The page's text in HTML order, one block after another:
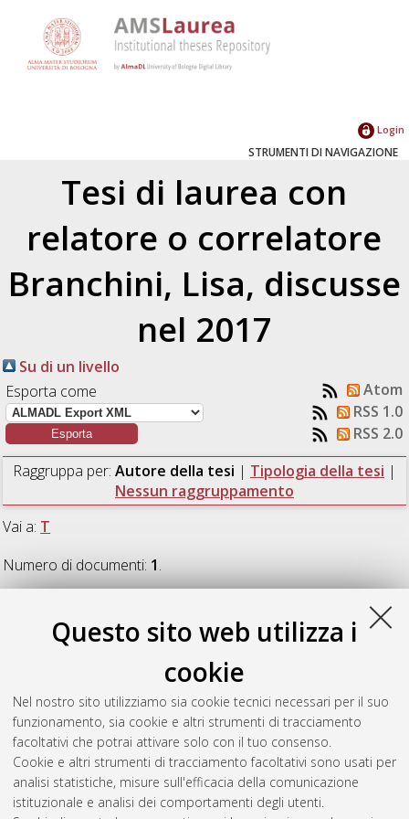
Questo sito web utilizza i
cookie
Nel nostro sito utilizziamo sia cookie tecnici necessari per il suo
funzionamento, sia cookie e altri strumenti di tracciamento
facoltativi che potrai attivare solo con il tuo consenso.
Cookie e altri strumenti di tracciamento facoltativi sono usati per
analisi statistiche, misure sull'efficacia della comunicazione
istituzionale e analisi dei comportamenti degli utenti.
Login
STRUMENTI DI NAVIGAZIONE
Tesi di laurea con
relatore o correlatore
Branchini, Lisa, discusse
nel 2017
Su di un livello
Esporta come
Atom
RSS 1.0
RSS 2.0
Raggruppa per: Autore della tesi | Tipologia della tesi |
Nessun raggruppamento
Vai a: T
Numero di documenti: 1.
(2017)Metodologie per l’analisi dei dati
calore con espansore volumetrico.[Laurea magistrale],
Università di Bologna, Corso di Studio in Ingegneria energetica
[LM-DM270], Documento full-text non disponibile
Questa lista e' stata generata ilSat Aug 8 07:09:32 2026